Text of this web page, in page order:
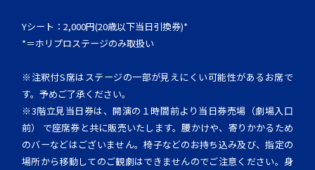
Yシート：2,000円(20歳以下当日引換券)*
*＝ホリプロステージのみ取扱い
※注釈付S席はステージの一部が見えにくい可能性があるお席で
す。予めご了承ください。
※3階立見当日券は、開演の１時間前より当日券売場（劇場入口
前） で座席券と共に販売いたします。腰かけや、寄りかかるため
のバーなどはございません。椅子などのお持ち込み及び、指定の
場所から移動してのご観劇はできませんのでご注意ください。身